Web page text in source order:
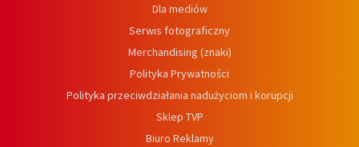
Dla mediów
Serwis fotograficzny
Merchandising (znaki)
Polityka Prywatności
Polityka przeciwdziałania nadużyciom i korupcji
Sklep TVP
Biuro Reklamy